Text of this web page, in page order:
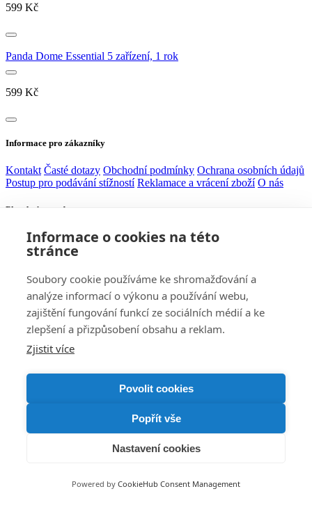
599 Kč
Panda Dome Essential 5 zařízení, 1 rok
599 Kč
Informace pro zákazníky
Kontakt Časté dotazy Obchodní podmínky Ochrana osobních údajů
Postup pro podávání stížností Reklamace a vrácení zboží O nás
Platobní metody
Blik, GoPay, VISA, Mastercard, Maestro, Paypal, Bankovní převod
Facebook Instagram
Zákaznický servis
Informace o cookies na této
stránce
Soubory cookie používáme ke shromažďování a
analýze informací o výkonu a používání webu,
zajištění fungování funkcí ze sociálních médií a ke
zlepšení a přizpůsobení obsahu a reklam.
Zjistit více
Povolit cookies
Popřít vše
Nastavení cookies
Powered by CookieHub Consent Management